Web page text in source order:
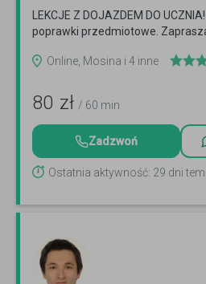
LEKCJE Z DOJAZDEM DO
poprawki przedmiotowe.
Online, Mosina i 4 inne
80 zł / 60 min
Zadzwoń
Ostatnia aktywność: 29 dni